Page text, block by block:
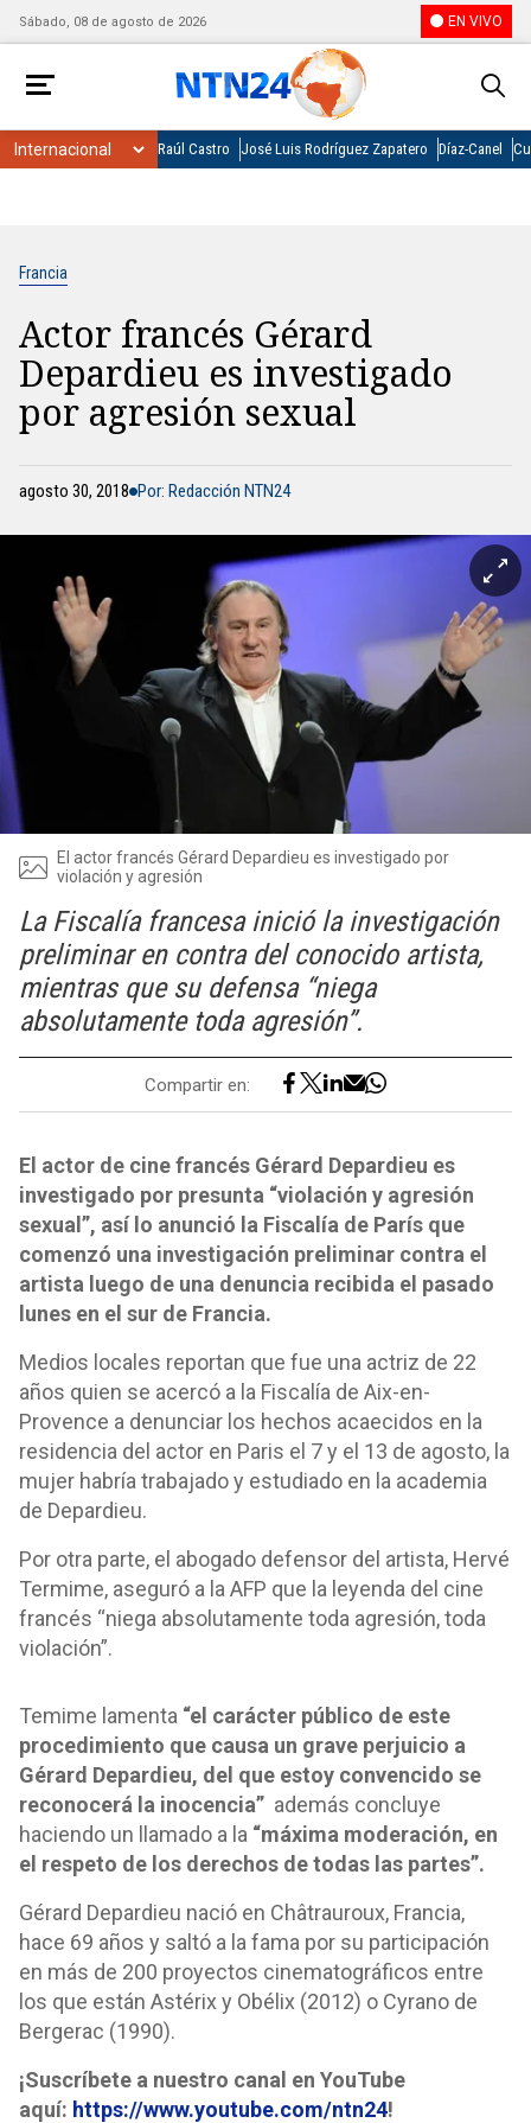
Sábado, 08 de agosto de 2026 EN VIVO
Raúl Castro José Luis Rodríguez Zapatero Díaz-Canel
Francia
Actor francés Gérard
Depardieu es investigado
por agresión sexual
agosto 30, 2018 Por: Redacción NTN24
El actor francés Gérard Depardieu es investigado por
violación y agresión
La Fiscalía francesa inició la investigación
preliminar en contra del conocido artista,
mientras que su defensa “niega
absolutamente toda agresión”.
Compartir en:
El actor de cine francés Gérard Depardieu es
investigado por presunta “violación y agresión
sexual”, así lo anunció la Fiscalía de París que
comenzó una investigación preliminar contra el
artista luego de una denuncia recibida el pasado
lunes en el sur de Francia.
Medios locales reportan que fue una actriz de 22
años quien se acercó a la Fiscalía de Aix-en-
Provence a denunciar los hechos acaecidos en la
residencia del actor en Paris el 7 y el 13 de agosto, la
mujer habría trabajado y estudiado en la academia
de Depardieu.
Por otra parte, el abogado defensor del artista, Hervé
Termime, aseguró a la AFP que la leyenda del cine
francés “niega absolutamente toda agresión, toda
violación”.
Temime lamenta “el carácter público de este
procedimiento que causa un grave perjuicio a
Gérard Depardieu, del que estoy convencido se
reconocerá la inocencia” además concluye
haciendo un llamado a la “máxima moderación, en
el respeto de los derechos de todas las partes”.
Gérard Depardieu nació en Châtrauroux, Francia,
hace 69 años y saltó a la fama por su participación
en más de 200 proyectos cinematográficos entre
los que están Astérix y Obélix (2012) o Cyrano de
Bergerac (1990).
¡Suscríbete a nuestro canal en YouTube
aquí: https://www.youtube.com/ntn24!